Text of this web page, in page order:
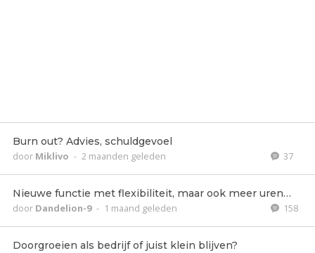
Burn out? Advies, schuldgevoel
door Miklivo - 2 maanden geleden 37
Nieuwe functie met flexibiliteit, maar ook meer uren…
door Dandelion-9 - 1 maand geleden 158
Doorgroeien als bedrijf of juist klein blijven?